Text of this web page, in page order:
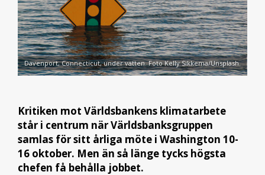
Davenport, Connecticut, under vatten. Foto Kelly Sikkema/Unsplash.
Kritiken mot Världsbankens klimatarbete
står i centrum när Världsbanksgruppen
samlas för sitt årliga möte i Washington 10-
16 oktober. Men än så länge tycks högsta
chefen få behålla jobbet.